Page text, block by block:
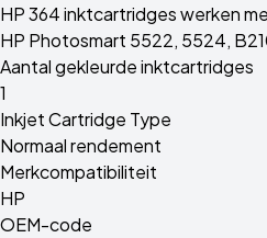
HP 364 inktcartridges werken
HP Photosmart 5522, 5524,
Aantal gekleurde inktcartridges
1
Inkjet Cartridge Type
Normaal rendement
Merkcompatibiliteit
HP
OEM-code